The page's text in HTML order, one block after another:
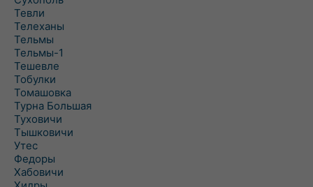
Тевли
Телеханы
Тельмы
Тельмы-1
Тешевле
Тобулки
Томашовка
Турна Большая
Туховичи
Тышковичи
Утес
Федоры
Хабовичи